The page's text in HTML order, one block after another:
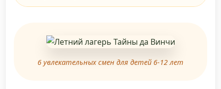
6 увлекательных смен для детей 6-12 лет